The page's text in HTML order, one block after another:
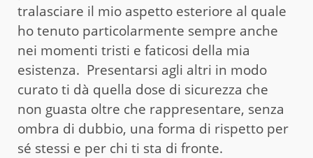
tralasciare il mio aspetto esteriore al quale
ho tenuto particolarmente sempre anche
nei momenti tristi e faticosi della mia
esistenza. Presentarsi agli altri in modo
curato ti dà quella dose di sicurezza che
non guasta oltre che rappresentare, senza
ombra di dubbio, una forma di rispetto per
sé stessi e per chi ti sta di fronte.